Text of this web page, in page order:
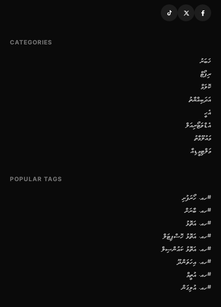
CATEGORIES
ޚަބަރު
ރިޕޯޓް
ކޮލަމް
އަދަބިއްޔާތު
އެހީ
އެޑްވަޓޯރިއަލް
މައުލޫމާތު
މަލްޓިމީޑިއާ
POPULAR TAGS
#ހއ. ހޯރަފުށި
#ހއ. ބާރަށް
#ހއ. އަތޮޅު
#ހއ. އަތޮޅު ހޮސްޕިޓަލް
#ހއ. އަތޮޅު ކައުންސިލް
#ހއ. އިހަވަންދޫ
#ހއ. އުތީމް
#ހއ. އުލިގަން